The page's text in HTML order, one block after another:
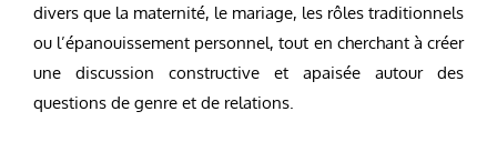
divers que la maternité, le mariage, les rôles traditionnels
ou l’épanouissement personnel, tout en cherchant à créer
une discussion constructive et apaisée autour des
questions de genre et de relations.